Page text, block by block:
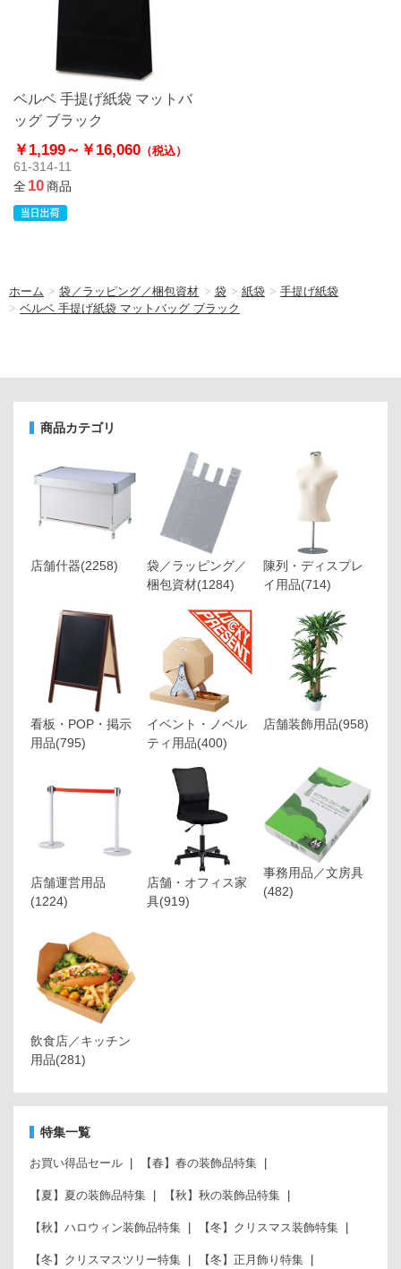
ベルベ 手提げ紙袋 マットバ
ッグ ブラック
￥1,199～ ￥16,060 （税込）
61-314-11
全10商品
ホーム >袋／ラッピング／梱包資材 > 袋 > 紙袋 > 手提げ紙袋
> ベルベ 手提げ紙袋 マットバッグ ブラック
商品カテゴリ
店舗什器(2258)
袋／ラッピング／
梱包資材(1284)
陳列・ディスプレ
イ用品(714)
看板・POP・掲示
用品(795)
イベント・ノベル
ティ用品(400)
店舗装飾用品(958)
店舗運営用品
(1224)
店舗・オフィス家
具(919)
事務用品／文房具
(482)
飲食店／キッチン
用品(281)
特集一覧
お買い得品セール 【春】春の装飾品特集
【夏】夏の装飾品特集 【秋】秋の装飾品特集
【秋】ハロウィン装飾品特集 【冬】クリスマス装飾特集
【冬】クリスマスツリー特集 【冬】正月飾り特集